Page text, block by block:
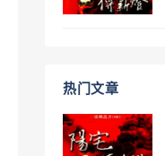
热门文章